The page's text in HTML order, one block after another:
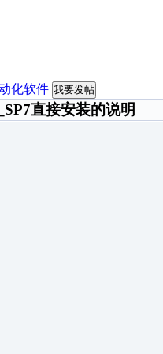
化软件 我要发帖
直接安装的说明